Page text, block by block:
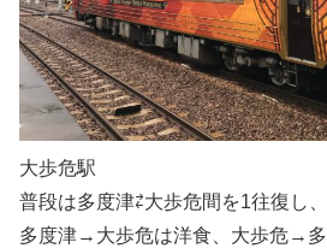
大歩危駅
普段は多度津⇄大歩危間を1往復し、
多度津→大歩危は洋食、大歩危→多